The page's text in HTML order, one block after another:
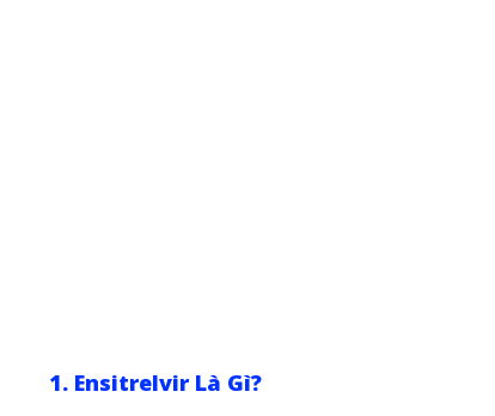
1. Ensitrelvir Là Gì?